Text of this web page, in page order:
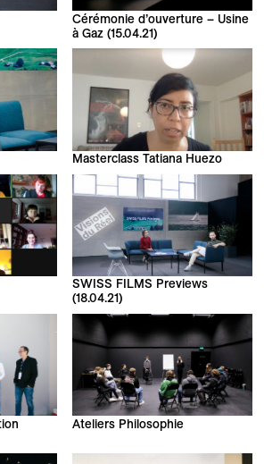
Cérémonie d’ouverture – Usine
à Gaz (15.04.21)
Masterclass Tatiana Huezo
SWISS FILMS Previews
(18.04.21)
Ateliers Philosophie